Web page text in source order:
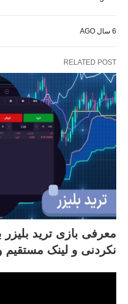
6 سال AGO
RELATED POST
معرفی بازی ترید بلیزر
نکردنی و لینک مستقیم